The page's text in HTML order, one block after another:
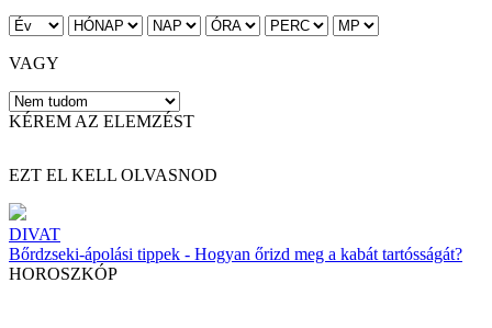
VAGY
KÉREM AZ ELEMZÉST
EZT EL KELL OLVASNOD
DIVAT
Bőrdzseki-ápolási tippek - Hogyan őrizd meg a kabát tartósságát?
HOROSZKÓP